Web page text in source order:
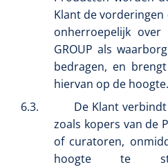
Klant de
onherroepelijk over
GROUP als
bedragen, en
hiervan op de hoogte.
6.3.
De Klant
zoals kopers van de
of curatoren,
hoogte te